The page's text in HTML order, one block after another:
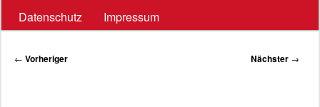
Datenschutz
Impressum
Beitragsnavigation
← Vorheriger Nächster →